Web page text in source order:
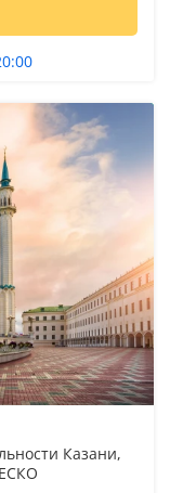
Казани,